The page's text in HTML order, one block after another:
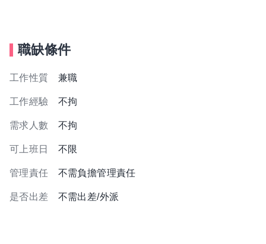
職缺條件
工作性質 兼職
工作經驗 不拘
需求人數 不拘
可上班日 不限
管理責任 不需負擔管理責任
是否出差 不需出差/外派